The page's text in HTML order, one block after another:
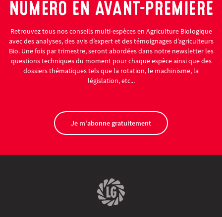
NUMÉRO EN AVANT-PREMIÈRE
Retrouvez tous nos conseils multi-espèces en Agriculture Biologique
avec des analyses, des avis d’expert et des témoignages d’agriculteurs
Bio. Une fois par trimestre, seront abordées dans notre newsletter les
questions techniques du moment pour chaque espèce ainsi que des
dossiers thématiques tels que la rotation, le machinisme, la
législation, etc...
Je m'abonne gratuitement